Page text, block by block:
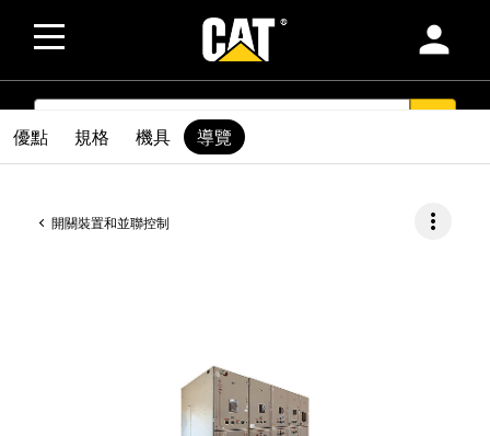
person
SEARCH
開關裝置和並聯控制 more_vert
優點 規格 機具 導覽